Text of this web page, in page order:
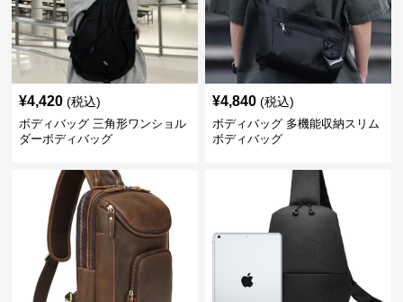
¥4,420 (税込)
ボディバッグ 三角形ワンショル
ダーボディバッグ
¥4,840 (税込)
ボディバッグ 多機能収納スリム
ボディバッグ